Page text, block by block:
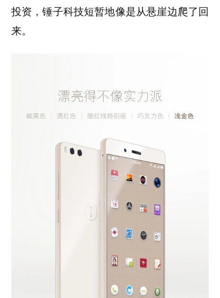
投资，锤子科技短暂地像是从悬崖边爬了回
来。